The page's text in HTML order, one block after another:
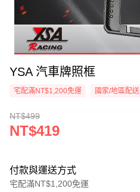
YSA 汽車牌照框
宅配滿NT$1,200免運 國家/地區配送
NT$499
NT$419
付款與運送方式
宅配滿NT$1,200免運